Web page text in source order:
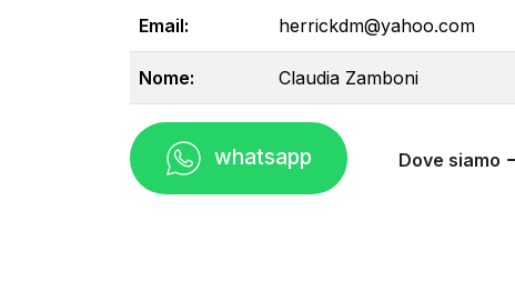
Email: herrickdm@yahoo.com
Nome: Claudia Zamboni
whatsapp Dove siamo